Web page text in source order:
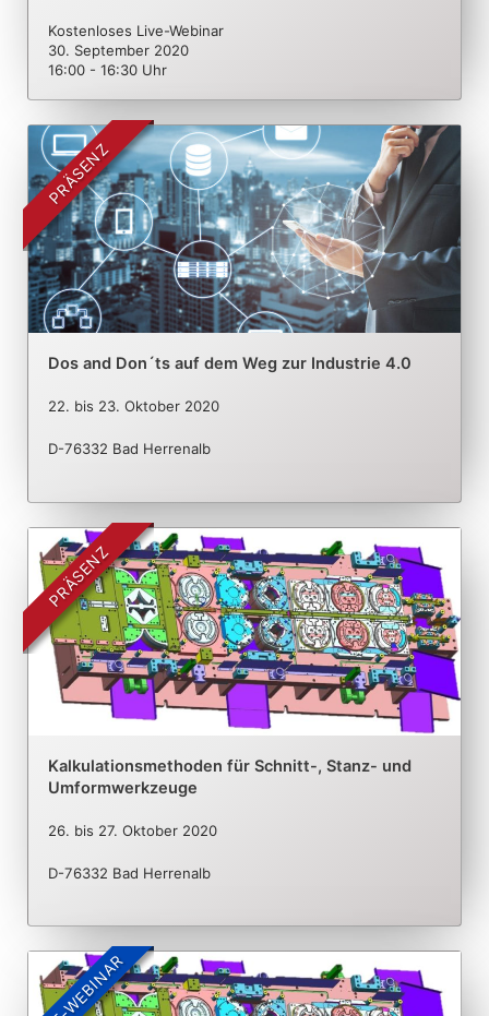
Kostenloses Live-Webinar
30. September 2020
16:00 - 16:30 Uhr
PRÄSENZ
Dos and Don´ts auf dem Weg zur Industrie 4.0
22. bis 23. Oktober 2020
D-76332 Bad Herrenalb
PRÄSENZ
Kalkulationsmethoden für Schnitt-, Stanz- und
Umformwerkzeuge
26. bis 27. Oktober 2020
D-76332 Bad Herrenalb